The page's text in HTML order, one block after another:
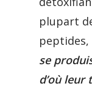
plupart
peptides,
se
d’où leur